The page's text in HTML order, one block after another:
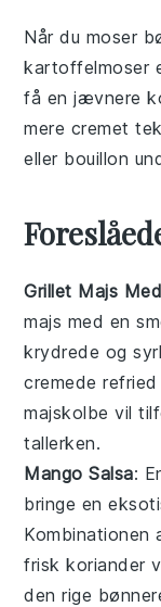
Når du moser
kartoffelmoser
få en jævnere
mere cremet
eller bouillon
Grillet Majs
majs med en
krydrede og
cremederefried
majskolbe vil
tallerken.
Mango Salsa:
bringe en
Kombinationen
friskkoriander
den rige